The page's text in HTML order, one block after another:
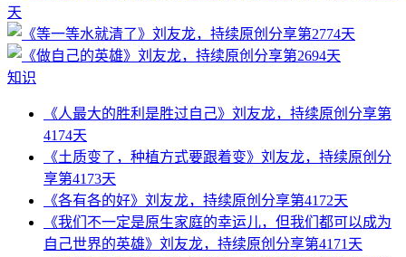
知识
《人最大的胜利是胜过自己》刘友龙，持续原创分享第
4174天
《土质变了，种植方式要跟着变》刘友龙，持续原创分
享第4173天
《各有各的好》刘友龙，持续原创分享第4172天
《我们不一定是原生家庭的幸运儿，但我们都可以成为
自己世界的英雄》刘友龙，持续原创分享第4171天